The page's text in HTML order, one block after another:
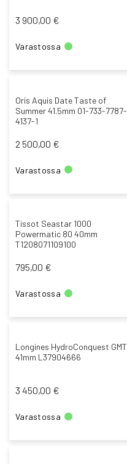
3 900,00 €
Varastossa
Oris Aquis Date Taste of
Summer 41.5mm 01-733-7787-
4137-1
2 500,00 €
Varastossa
Tissot Seastar 1000
Powermatic 80 40mm
T1208071109100
795,00 €
Varastossa
Longines HydroConquest GMT
41mm L37904666
3 450,00 €
Varastossa